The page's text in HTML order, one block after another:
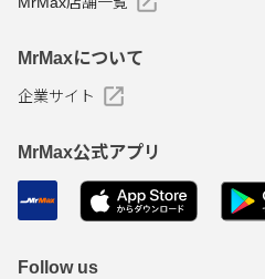
MrMaxについて
企業サイト
MrMax公式アプリ
Follow us